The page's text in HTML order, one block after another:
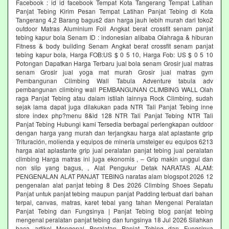
Facebook : id id facebook Tempat Kota Tangerang Tempat Latihan
Panjat Tebing Kirim Pesan Tempat Latihan Panjat Tebing di Kota
Tangerang 4,2 Barang bagus2 dan harga jauh lebih murah dari toko2
outdoor Matras Aluminium Foil Angkat berat crossfit senam panjat
tebing kapur bola Senam ID : indonesian alibaba Olahraga & hiburan
Fitness & body building Senam Angkat berat crossfit senam panjat
tebing kapur bola, Harga FOB:US $ 0 5 10, Harga Fob: US $ 0 5 10
Potongan Dapatkan Harga Terbaru jual bola senam Grosir jual matras
senam Grosir jual yoga mat murah Grosir jual matras gym
Pembangunan Climbing Wall Tabula Adventure tabula adv
pembangunan climbing wall PEMBANGUNAN CLIMBING WALL Olah
raga Panjat Tebing atau dalam istilah lainnya Rock Climbing, sudah
sejak lama dapat juga dilakukan pada NTR Tali Panjat Tebing inne
store index php?menu 8&id 128 NTR Tali Panjat Tebing NTR Tali
Panjat Tebing Hubungi kami Tersedia berbagai perlengkapan outdoor
dengan harga yang murah dan terjangkau harga alat aplastante grip
Trituración, molienda y equipos de minería umsteiger eu equipos 6213
harga alat aplastante grip jual peralatan panjat tebing jual peralatan
climbing Harga matras ini juga ekonomis , – Grip makin unggul dan
non slip yang bagus, , Alat Pengukur Detak NARATAS ALAM:
PENGENALAN ALAT PANJAT TEBING naratas alam blogspot 2026 12
pengenalan alat panjat tebing 8 Des 2026 Climbing Shoes Sepatu
Panjat untuk panjat tebing maupun panjat Padding terbuat dari bahan
terpal, canvas, matras, karet tebal yang tahan Mengenal Peralatan
Panjat Tebing dan Fungsinya | Panjat Tebing blog panjat tebing
mengenal peralatan panjat tebing dan fungsinya 18 Jul 2026 Silahkan